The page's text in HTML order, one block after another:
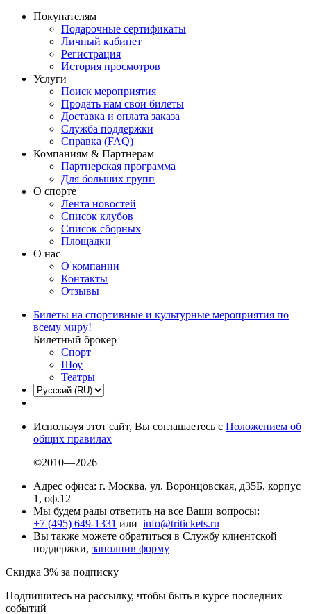
Покупателям
Подарочные сертификаты
Личный кабинет
Регистрация
История просмотров
Услуги
Поиск мероприятия
Продать нам свои билеты
Доставка и оплата заказа
Служба поддержки
Справка (FAQ)
Компаниям & Партнерам
Партнерская программа
Для больших групп
О спорте
Лента новостей
Список клубов
Список сборных
Площадки
О нас
О компании
Контакты
Отзывы
Билеты на спортивные и культурные мероприятия по
всему миру!
Билетный брокер
Спорт
Шоу
Театры
Используя этот сайт, Вы соглашаетесь с Положением об
общих правилах
©2010—2026
Адрес офиса: г. Москва, ул. Воронцовская, д35Б, корпус
1, оф.12
Мы будем рады ответить на все Ваши вопросы:
+7 (495) 649-1331 или info@tritickets.ru
Вы также можете обратиться в Службу клиентской
поддержки, заполнив форму
Скидка 3% за подписку
Подпишитесь на рассылку, чтобы быть в курсе последних
событий